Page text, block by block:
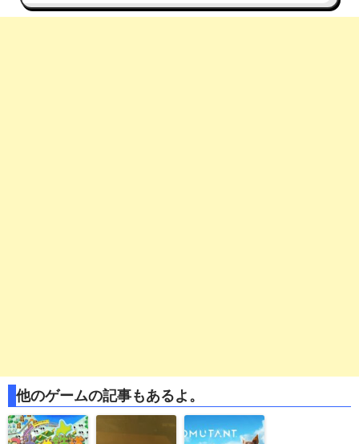
他のゲームの記事もあるよ。